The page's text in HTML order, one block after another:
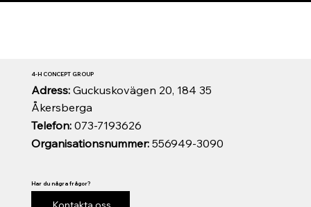
Organisationsnummer:556949-3090
Telefon:073-7193626
Adress: Guckuskovägen 20, 184 35
Åkersberga
4-H CONCEPT GROUP
Har du några frågor?